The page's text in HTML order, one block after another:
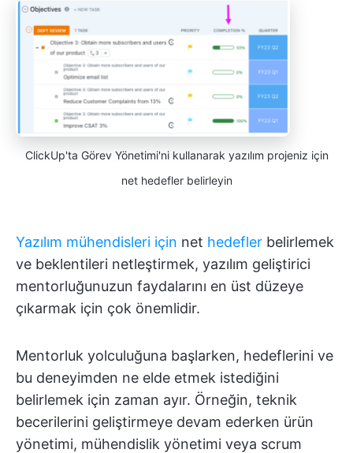
ClickUp'ta Görev Yönetimi'ni kullanarak yazılım projeniz için
net hedefler belirleyin
Yazılım mühendisleri için net hedefler belirlemek
ve beklentileri netleştirmek, yazılım geliştirici
mentorluğunuzun faydalarını en üst düzeye
çıkarmak için çok önemlidir.
Mentorluk yolculuğuna başlarken, hedeflerini ve
bu deneyimden ne elde etmek istediğini
belirlemek için zaman ayır. Örneğin, teknik
becerilerini geliştirmeye devam ederken ürün
yönetimi, mühendislik yönetimi veya scrum